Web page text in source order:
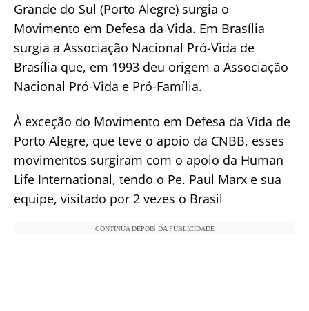
Grande do Sul (Porto Alegre) surgia o
Movimento em Defesa da Vida. Em Brasília
surgia a Associação Nacional Pró-Vida de
Brasília que, em 1993 deu origem a Associação
Nacional Pró-Vida e Pró-Família.
À exceção do Movimento em Defesa da Vida de
Porto Alegre, que teve o apoio da CNBB, esses
movimentos surgiram com o apoio da Human
Life International, tendo o Pe. Paul Marx e sua
equipe, visitado por 2 vezes o Brasil
CONTINUA DEPOIS DA PUBLICIDADE